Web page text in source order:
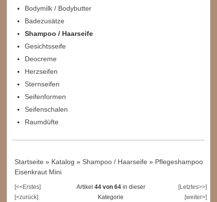
Bodymilk / Bodybutter
Badezusätze
Shampoo / Haarseife
Gesichtsseife
Deocreme
Herzseifen
Sternseifen
Seifenformen
Seifenschalen
Raumdüfte
Startseite » Katalog » Shampoo / Haarseife » Pflegeshampoo
Eisenkraut Mini
[<<Erstes]
[<zurück]
Artikel 44 von 64in dieser
Kategorie
[Letztes>>]
[weiter>]